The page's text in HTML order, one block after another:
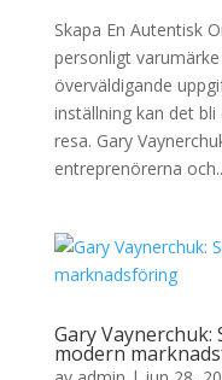
Skapa En Autentisk
personligt
överväldigande
inställning kan det
resa. Gary
entreprenörerna
Gary Vaynerchuk:
modern